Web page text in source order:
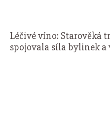
Léčivé víno: Starověká
spojovala síla bylinek a